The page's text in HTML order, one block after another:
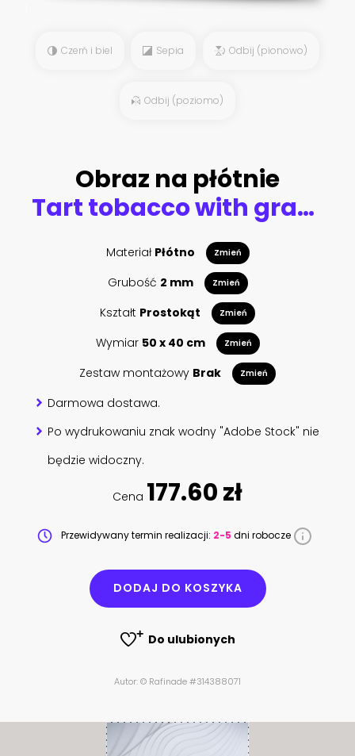
Czerń i biel Sepia Odbij (pionowo)
Odbij (poziomo)
Obraz na płótnie
Tart tobacco with grapefruit aroma
Materiał Płótno Zmień
Grubość 2 mm Zmień
Kształt Prostokąt Zmień
Wymiar 50 x 40 cm Zmień
Zestaw montażowy Brak Zmień
Darmowa dostawa.
Po wydrukowaniu znak wodny "Adobe Stock" nie
będzie widoczny.
Cena 177.60 zł
Przewidywany termin realizacji: 2-5 dni robocze
DODAJ DO KOSZYKA
Do ulubionych
Autor: © Rafinade #314388071